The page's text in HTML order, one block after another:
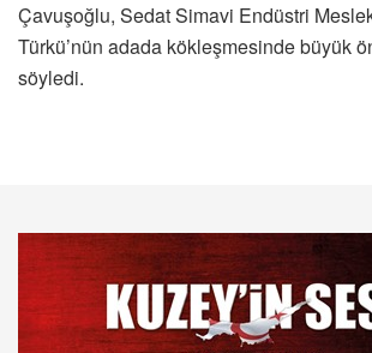
Çavuşoğlu, Sedat Simavi Endüstri Meslek
Türkü’nün adada kökleşmesinde büyük
söyledi.